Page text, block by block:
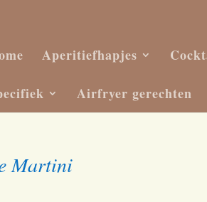
Aperitiefhapjes
Airfryer gerechten
Martini